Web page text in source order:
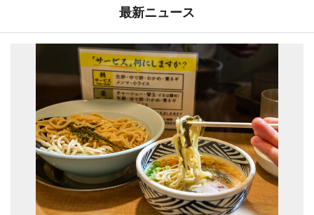
最新ニュース